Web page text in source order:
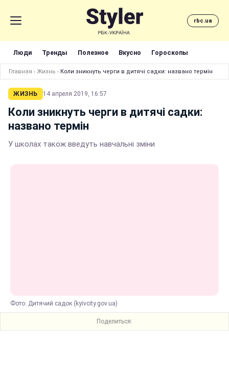
rbc.ua
Люди Тренды Полезное Вкусно Гороскопы
Главная › Жизнь › Коли зникнуть черги в дитячі садки: названо термін
ЖИЗНЬ 14 апреля 2019, 16:57
Коли зникнуть черги в дитячі садки:
названо термін
У школах також введуть навчальні зміни
Фото: Дитячий садок (kyivcity.gov.ua)
Поделиться: